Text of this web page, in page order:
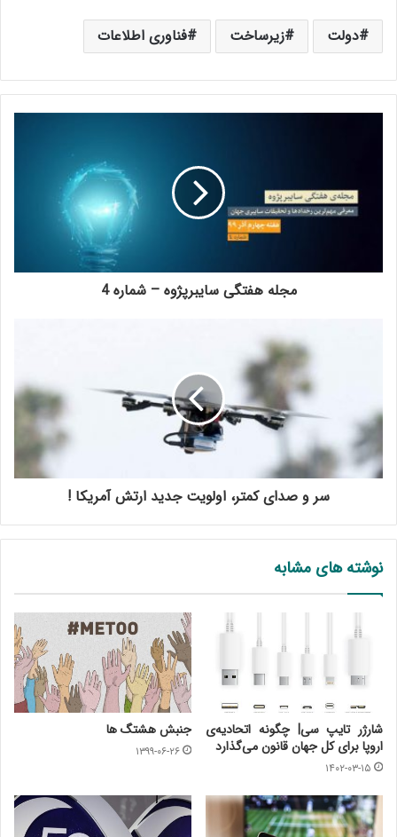
دولت زیرساخت فناوری اطلاعات
مجله هفتگی سایبرپژوه – شماره 4
سر و صدای کمتر، اولویت جدید ارتش آمریکا !
نوشته های مشابه
شارژر تایپ سی| چگونه اتحادیه‌ی
اروپا برای کل جهان قانون می‌گذارد
۱۴۰۲-۰۳-۱۵
جنبش هشتگ ها
۱۳۹۹-۰۶-۲۶